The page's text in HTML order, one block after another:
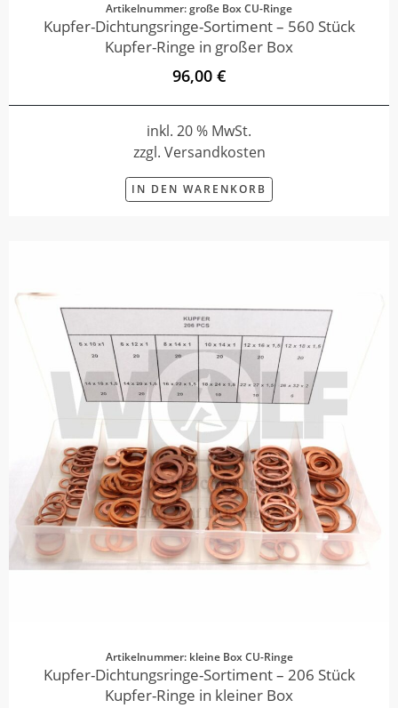
Artikelnummer: große Box CU-Ringe
Kupfer-Dichtungsringe-Sortiment – 560 Stück
Kupfer-Ringe in großer Box
96,00 €
inkl. 20 % MwSt.
zzgl. Versandkosten
IN DEN WARENKORB
Artikelnummer: kleine Box CU-Ringe
Kupfer-Dichtungsringe-Sortiment – 206 Stück
Kupfer-Ringe in kleiner Box